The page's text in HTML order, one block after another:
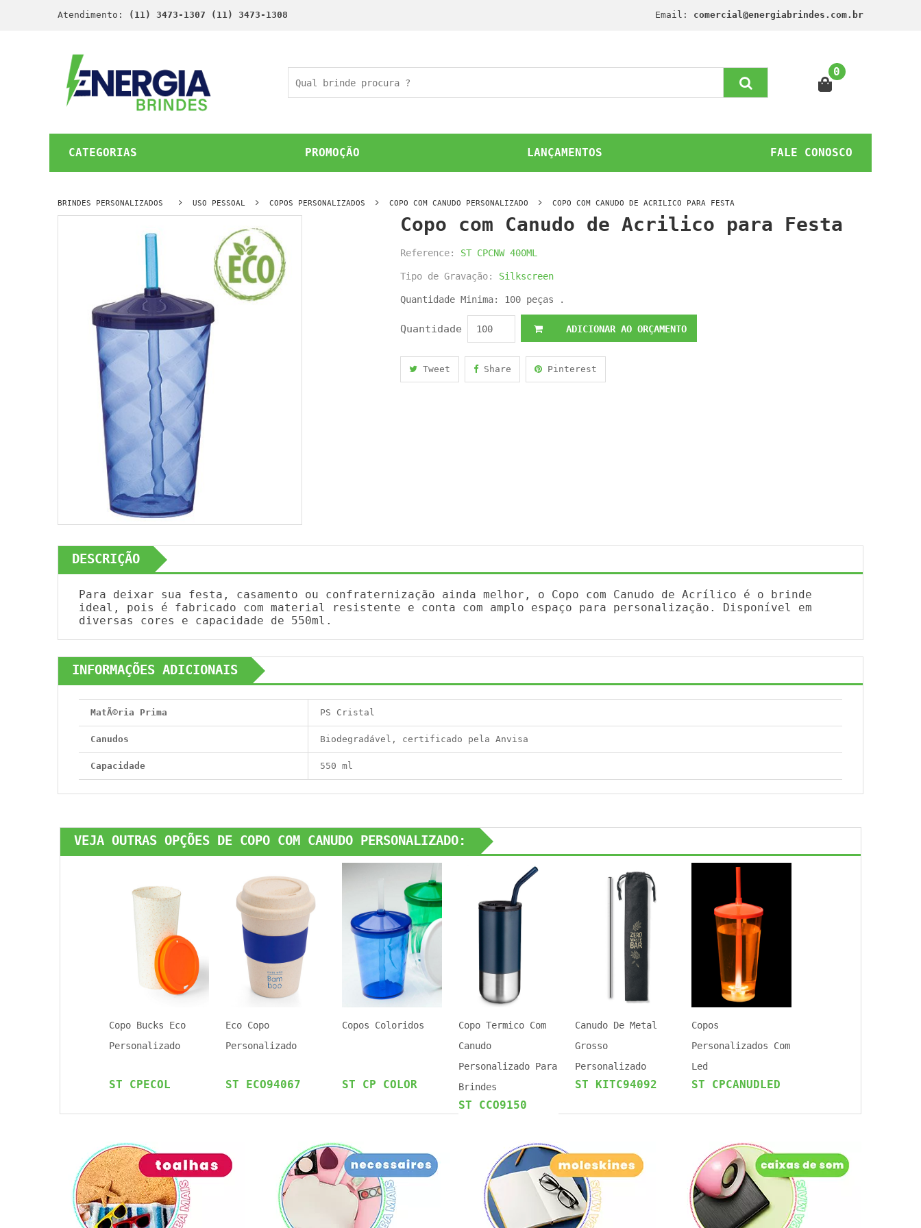
Atendimento: (11) 3473-1307 (11) 3473-1308 Email: comercial@energiabrindes.com.br
0
CATEGORIAS PROMOÇÃO LANÇAMENTOS FALE CONOSCO
BRINDES PERSONALIZADOS USO PESSOAL COPOS PERSONALIZADOS COPO COM CANUDO PERSONALIZADO COPO COM CANUDO DE ACRILICO PARA FESTA
Copo com Canudo de Acrilico para Festa
Reference: ST CPCNW 400ML
Tipo de Gravação: Silkscreen
Quantidade Minima: 100 peças .
Quantidade ADICIONAR AO ORÇAMENTO
Tweet Share Pinterest
DESCRIÇÃO
Para deixar sua festa, casamento ou confraternização ainda melhor, o Copo com Canudo de Acrílico é o brinde
ideal, pois é fabricado com material resistente e conta com amplo espaço para personalização. Disponível em
diversas cores e capacidade de 550ml.
INFORMAÇÕES ADICIONAIS
MatÃ©ria Prima PS Cristal
Canudos Biodegradável, certificado pela Anvisa
Capacidade 550 ml
VEJA OUTRAS OPÇÕES DE COPO COM CANUDO PERSONALIZADO:
Copo Bucks Eco
Personalizado
ST CPECOL
Eco Copo
Personalizado
ST ECO94067
Copos Coloridos
ST CP COLOR
Copo Termico Com
Canudo
Personalizado Para
Brindes
ST CCO9150
Canudo De Metal
Grosso
Personalizado
ST KITC94092
Copos
Personalizados Com
Led
ST CPCANUDLED